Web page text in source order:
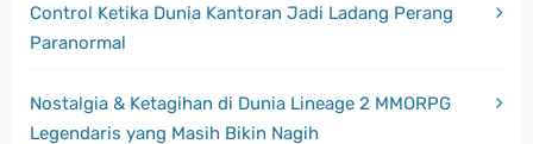
Control Ketika Dunia Kantoran Jadi Ladang Perang
Paranormal
Nostalgia & Ketagihan di Dunia Lineage 2 MMORPG
Legendaris yang Masih Bikin Nagih